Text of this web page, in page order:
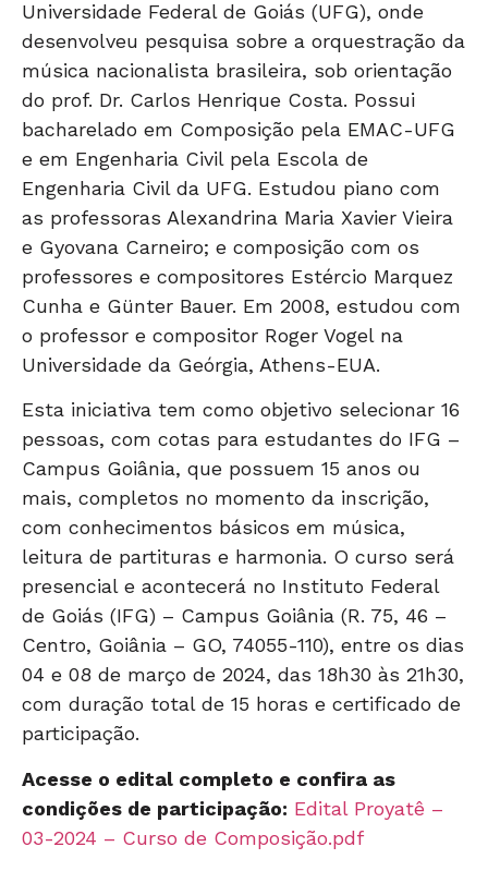
Universidade Federal de Goiás (UFG), onde
desenvolveu pesquisa sobre a orquestração da
música nacionalista brasileira, sob orientação
do prof. Dr. Carlos Henrique Costa. Possui
bacharelado em Composição pela EMAC-UFG
e em Engenharia Civil pela Escola de
Engenharia Civil da UFG. Estudou piano com
as professoras Alexandrina Maria Xavier Vieira
e Gyovana Carneiro; e composição com os
professores e compositores Estércio Marquez
Cunha e Günter Bauer. Em 2008, estudou com
o professor e compositor Roger Vogel na
Universidade da Geórgia, Athens-EUA.
Esta iniciativa tem como objetivo selecionar 16
pessoas, com cotas para estudantes do IFG –
Campus Goiânia, que possuem 15 anos ou
mais, completos no momento da inscrição,
com conhecimentos básicos em música,
leitura de partituras e harmonia. O curso será
presencial e acontecerá no Instituto Federal
de Goiás (IFG) – Campus Goiânia (R. 75, 46 –
Centro, Goiânia – GO, 74055-110), entre os dias
04 e 08 de março de 2024, das 18h30 às 21h30,
com duração total de 15 horas e certificado de
participação.
Acesse o edital completo e confira as
condições de participação: Edital Proyatê –
03-2024 – Curso de Composição.pdf